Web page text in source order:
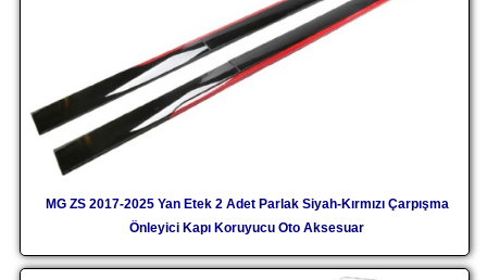
MG ZS 2017-2025 Yan Etek 2 Adet Parlak Siyah-Kırmızı Çarpışma
Önleyici Kapı Koruyucu Oto Aksesuar